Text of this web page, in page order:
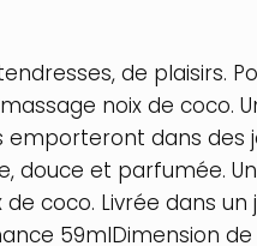
de plaisirs.
noix de coco.
dans des
et parfumée.
coco. Livrée dans
59mlDimension